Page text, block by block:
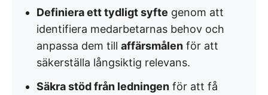
Definiera ett tydligt syfte genom att
identifiera medarbetarnas behov och
anpassa dem till affärsmålen för att
säkerställa långsiktig relevans.
Säkra stöd från ledningen för att få